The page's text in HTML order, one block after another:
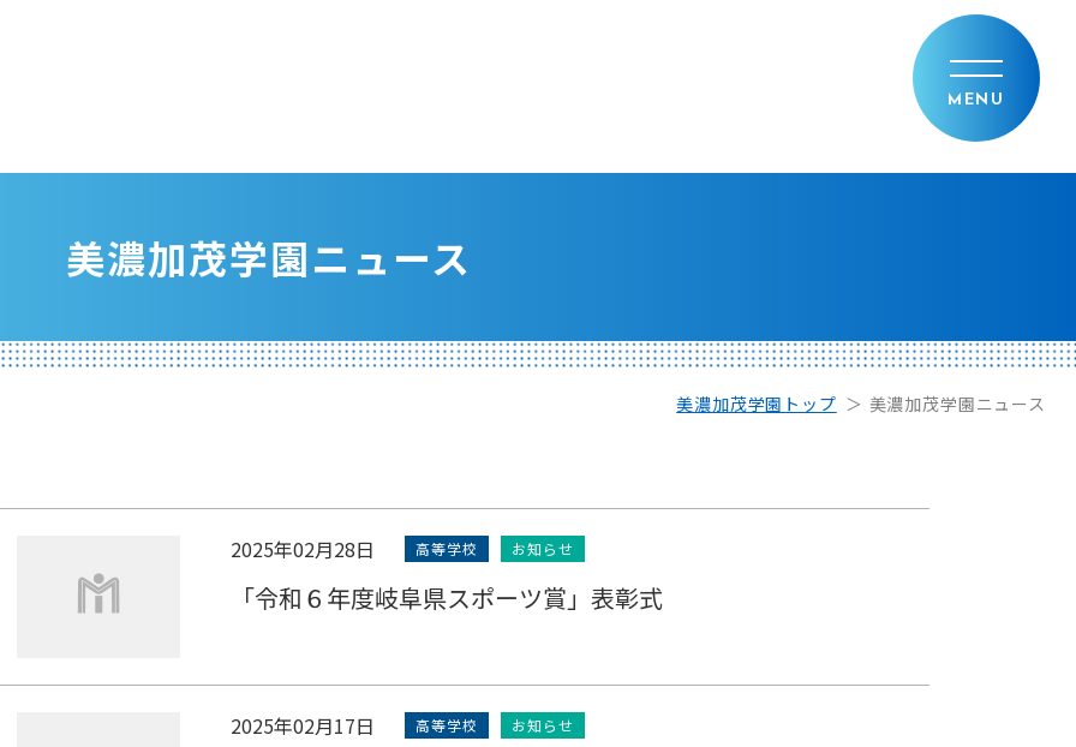
美濃加茂学園ニュース
美濃加茂学園トップ 美濃加茂学園ニュース
2025年02月28日 高等学校 お知らせ
「令和６年度岐阜県スポーツ賞」表彰式
2025年02月17日 高等学校 お知らせ